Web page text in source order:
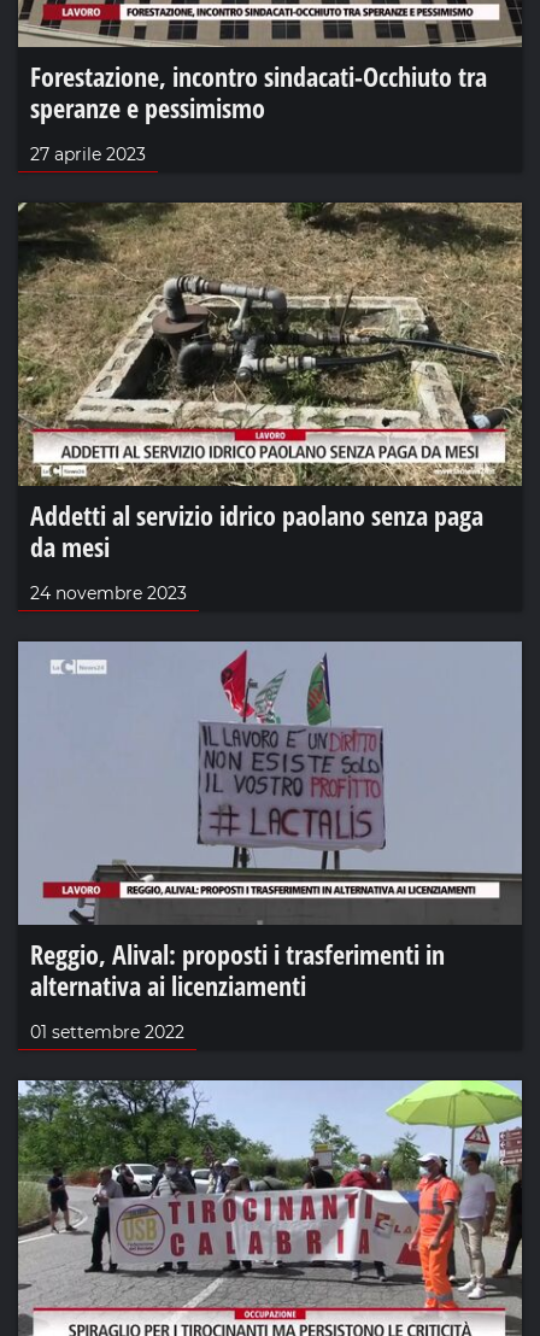
Forestazione, incontro sindacati-Occhiuto tra
speranze e pessimismo
27 aprile 2023
Addetti al servizio idrico paolano senza paga
da mesi
24 novembre 2023
Reggio, Alival: proposti i trasferimenti in
alternativa ai licenziamenti
01 settembre 2022